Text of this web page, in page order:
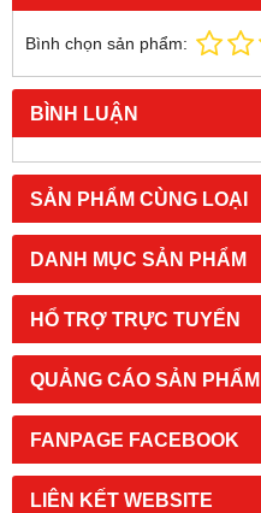
DANH MỤC SẢN PHẨM
HỔ TRỢ TRỰC TUYẾN
QUẢNG CÁO SẢN PHẨM
FANPAGE FACEBOOK
LIÊN KẾT WEBSITE
Bình chọn sản phẩm:
BÌNH LUẬN
SẢN PHẨM CÙNG LOẠI